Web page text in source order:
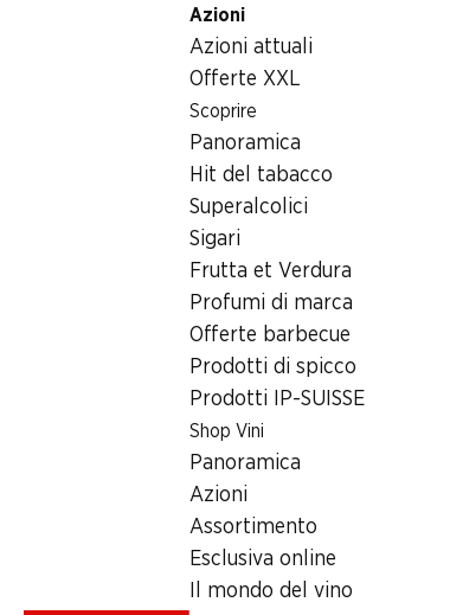
Azioni
Azioni attuali
Offerte XXL
Scoprire
Panoramica
Hit del tabacco
Superalcolici
Sigari
Frutta et Verdura
Profumi di marca
Offerte barbecue
Prodotti di spicco
Prodotti IP-SUISSE
Shop Vini
Panoramica
Azioni
Assortimento
Esclusiva online
Il mondo del vino
Generi alimentari
Quartetto di carne di